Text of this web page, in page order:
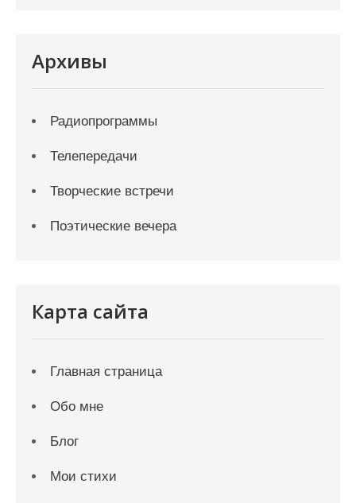
Архивы
Радиопрограммы
Телепередачи
Творческие встречи
Поэтические вечера
Карта сайта
Главная страница
Обо мне
Блог
Мои стихи